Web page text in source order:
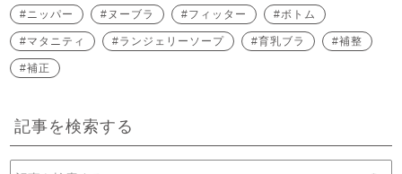
ニッパー ヌーブラ フィッター ボトム
マタニティ ランジェリーソープ 育乳ブラ 補整
補正
記事を検索する